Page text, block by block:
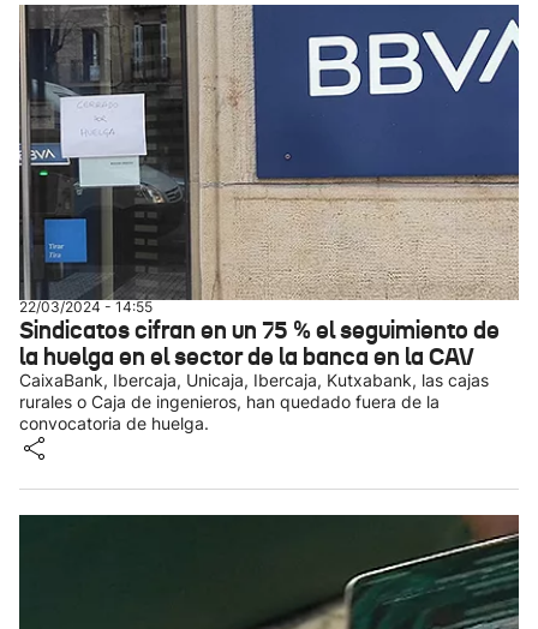
22/03/2024 - 14:55
Sindicatos cifran en un 75 % el seguimiento de
la huelga en el sector de la banca en la CAV
CaixaBank, Ibercaja, Unicaja, Ibercaja, Kutxabank, las cajas
rurales o Caja de ingenieros, han quedado fuera de la
convocatoria de huelga.